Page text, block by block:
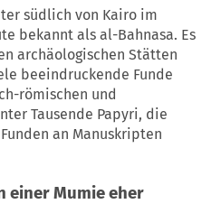
südlich von Kairo im
bekannt als al-Bahnasa. Es
archäologischen Stätten
beeindruckende Funde
römischen und
Tausende Papyri, die
an Manuskripten
einerMumieeher